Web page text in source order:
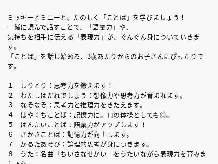
ミッキーとミニーと、たのしく「ことば」を学びましょう！
一緒に読んで話すことで、「語彙力」や、
気持ちを相手に伝える「表現力」が、ぐんぐん身についていきま
す。
「ことば」を話し始める、3歳あたりからのお子さんにぴったりで
す。
１ しりとり：思考力を鍛えます！
２ わたしはだれでしょう：想像力や思考力が育まれます。
３ なぞなぞ：思考力と推理力をきたえます。
４ はやくちことば：記憶力に。口の体操としても◎。
５ はんたいことば：語彙力がアップします！
６ さかさことば：記憶力が向上します。
７ かるたあそび：論理的思考が身につきます。
８ うた：名曲「ちいさなせかい」をうたいながら表現力を育みま